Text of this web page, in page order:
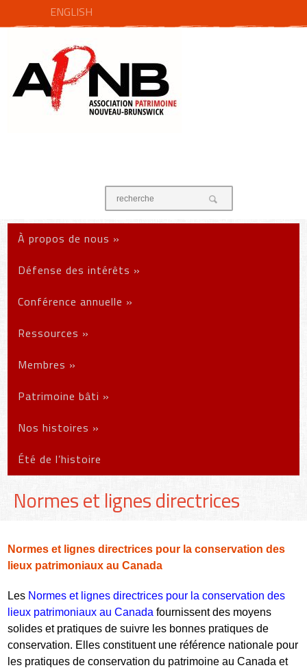
ENGLISH
À propos de nous »
Défense des intérêts »
Conférence annuelle »
Ressources »
Membres »
Patrimoine bâti »
Nos histoires »
Été de l’histoire
Normes et lignes directrices
Normes et lignes directrices pour la conservation des
lieux patrimoniaux au Canada
Les Normes et lignes directrices pour la conservation des
lieux patrimoniaux au Canada fournissent des moyens
solides et pratiques de suivre les bonnes pratiques de
conservation. Elles constituent une référence nationale pour
les pratiques de conservation du patrimoine au Canada et